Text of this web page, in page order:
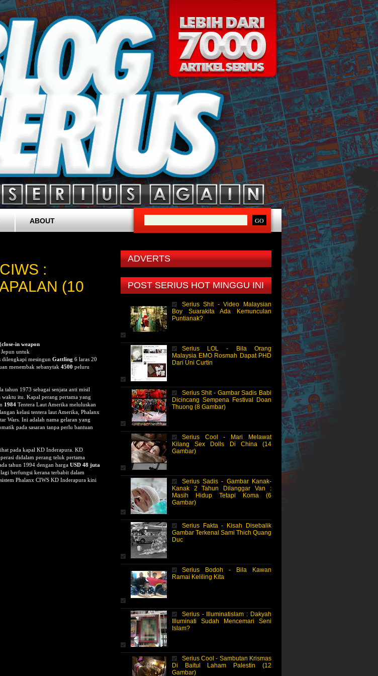
ABOUT
:
(10
in weapon
untuk
dilengkapi mesingun Gattling 6 laras 20
menembak sebanytak 4500 peluru
tahun 1973 sebagai senjata anti misil
itu. Kapal perang pertama yang
1984 Tentera Laut Amerika meluluskan
kelasi tentera laut Amerika, Phalanx
Wars. Ini adalah nama gelaran yang
pada sasaran tanpa perlu bantuan
pada kapal KD Inderapura. KD
didalam perang teluk pertama
tahun 1994 dengan harga USD 48 juta
berfungsi kerana terbabit dalam
Phalanx CIWS KD Inderapura kini
ADVERTS
POST SERIUS HOT MINGGU INI
Serius Shit - Video Malaysian
Boy Suarakita Ada Kemunculan
Puntianak?
Serius LOL - Bila Orang
Malaysia EMO Rosmah Dapat PHD
Dari Uni Curtin
Serius Shit - Gambar Sadis Babi
Dicincang Sempena Festival Doan
Thuong (8 Gambar)
Serius Cool - Mari Melawat
Kilang Sex Dolls Di China (14
Gambar)
Serius Sadis - Gambar Kanak-
Kanak 2 Tahun Dilanggar Van :
Masih Hidup Tetapi Koma (6
Gambar)
Serius Fakta - Kisah Disebalik
Gambar Terkenal Sami Thich Quang
Duc
Serius Bodoh - Bila Kawan
Ramai Keliling Kita
Serius - Illuminatislam : Dakyah
Illuminati Sudah Mencemari Seni
Islam?
Serius Cool - Sambutan Krismas
Di Baitul Laham Palestin (12
Gambar)